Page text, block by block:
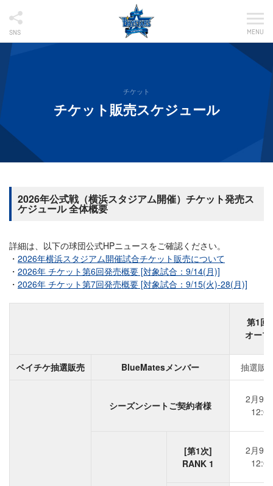
SNS MENU
チケット
チケット販売スケジュール
2026年公式戦（横浜スタジアム開催）チケット発売ス
ケジュール 全体概要
詳細は、以下の球団公式HPニュースをご確認ください。
2026年横浜スタジアム開催試合チケット販売について
2026年 チケット第6回発売概要 [対象試合：9/14(月)]
2026年 チケット第7回発売概要 [対象試合：9/15(火)-28(月)]
第1回
オープ
ベイチケ抽選販売 BlueMatesメンバー 抽選販
シーズンシートご契約者様
2月9
[第1次]
RANK 1
2月9